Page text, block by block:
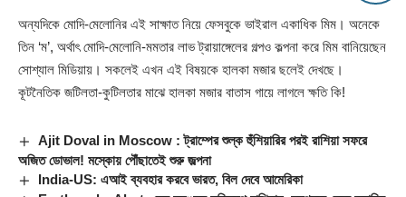
অন্যদিকে মোদি-মেলোনির এই সাক্ষাত নিয়ে ফেসবুকে ভাইরাল একাধিক মিম। অনেকে
তিন ‘ম’, অর্থাৎ মোদি-মেলোনি-মমতার লাভ ট্রায়াঙ্গেলের গল্পও কল্পনা করে মিম বানিয়েছেন
সোশ্যাল মিডিয়ায়। সকলেই এখন এই বিষয়কে হালকা মজার ছলেই দেখছে।
কূটনৈতিক জটিলতা-কুটিলতার মাঝে হালকা মজার বাতাস গায়ে লাগলে ক্ষতি কি!
Ajit Doval in Moscow : ট্রাম্পের শুল্ক হুঁশিয়ারির পরই রাশিয়া সফরে
অজিত ডোভাল! মস্কোয় পৌঁছাতেই শুরু জল্পনা
India-US: এআই ব্যবহার করবে ভারত, বিল দেবে আমেরিকা